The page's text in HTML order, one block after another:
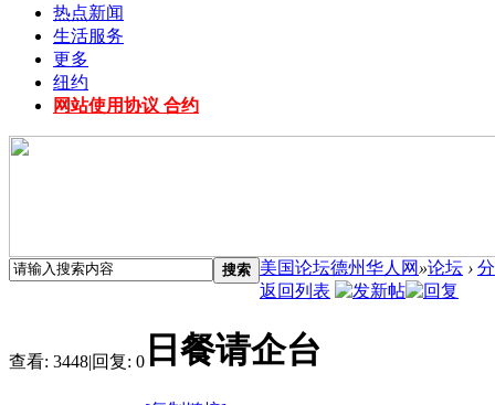
热点新闻
生活服务
更多
纽约
网站使用协议 合约
搜索 美国论坛德州华人网 »论坛 ›
返回列表
查看: 3448|回复: 0 日餐请企台